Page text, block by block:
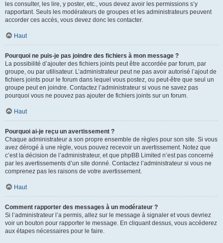
les consulter, les lire, y poster, etc., vous devez avoir les permissions s’y
rapportant. Seuls les modérateurs de groupes et les administrateurs peuvent
accorder ces accès, vous devez donc les contacter.
Haut
Pourquoi ne puis-je pas joindre des fichiers à mon message ?
La possibilité d’ajouter des fichiers joints peut être accordée par forum, par
groupe, ou par utilisateur. L’administrateur peut ne pas avoir autorisé l’ajout de
fichiers joints pour le forum dans lequel vous postez, ou peut-être que seul un
groupe peut en joindre. Contactez l’administrateur si vous ne savez pas
pourquoi vous ne pouvez pas ajouter de fichiers joints sur un forum.
Haut
Pourquoi ai-je reçu un avertissement ?
Chaque administrateur a son propre ensemble de règles pour son site. Si vous
avez dérogé à une règle, vous pouvez recevoir un avertissement. Notez que
c’est la décision de l’administrateur, et que phpBB Limited n’est pas concerné
par les avertissements d’un site donné. Contactez l’administrateur si vous ne
comprenez pas les raisons de votre avertissement.
Haut
Comment rapporter des messages à un modérateur ?
Si l’administrateur l’a permis, allez sur le message à signaler et vous devriez
voir un bouton pour rapporter le message. En cliquant dessus, vous accéderez
aux étapes nécessaires pour le faire.